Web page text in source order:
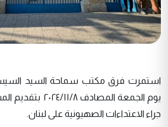
استمرت فرق مكتب سماحة السيد
يوم الجمعة
جراء الاعتداءات الصهيونية على لبنان.